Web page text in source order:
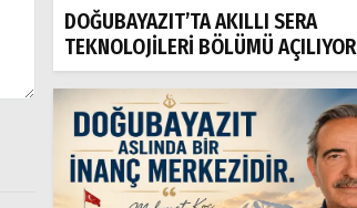
DOĞUBAYAZIT’TA AKILLI SERA
TEKNOLOJİLERİ BÖLÜMÜ AÇILIYOR